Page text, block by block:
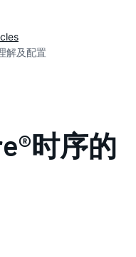
解及配置
时序的